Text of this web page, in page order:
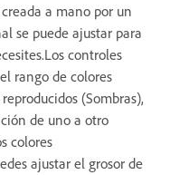
a mano por un
se puede ajustar para
controles
rango de colores
(Sombras),
de uno a otro
colores
ajustar el grosor de